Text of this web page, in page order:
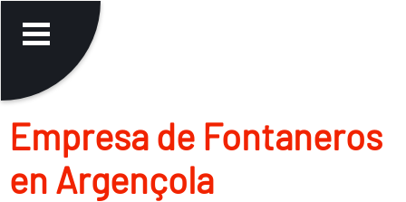
Empresa de Fontaneros
en Argençola